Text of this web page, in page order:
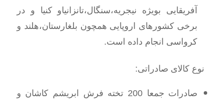
آفریقایی بویژه نیجریه،سنگال،تانزانیاو کنیا و در
برخی کشورهای اروپایی همچون بلغارستان،هلند و
کرواسی انجام داده است.
نوع کالای صادراتی:
صادرات جمعا 200 تخته فرش ابریشم کاشان و